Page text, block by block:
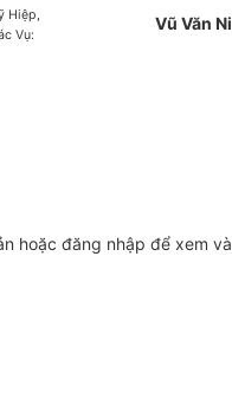
Hiệp,
Vụ:
Vũ Văn
hoặc đăng nhập để xem